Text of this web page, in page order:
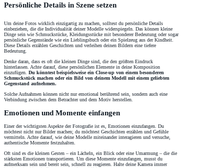
Persönliche Details in Szene setzen
Um deine Fotos wirklich einzigartig zu machen, solltest du persönliche Details
einbeziehen, die die Individualität deiner Modelle widerspiegeln. Das können kleine
Dinge sein wie Schmuckstücke, Kleidungsstücke mit besonderer Bedeutung oder sogar
persönliche Gegenstände wie ein Lieblingsbuch oder ein Spielzeug aus der Kindheit.
Diese Details erzählen Geschichten und verleihen deinen Bildern eine tiefere
Bedeutung.
Denke daran, dass es oft die kleinen Dinge sind, die den größten Eindruck
hinterlassen. Achte darauf, diese persönlichen Elemente in deine Komposition
einzufügen. Du könntest beispielsweise ein Close-up von einem besonderen
Schmuckstück machen oder ein Bild von deinem Modell mit einem geliebten
Gegenstand aufnehmen.
Solche Aufnahmen können nicht nur emotional berührend sein, sondern auch eine
Verbindung zwischen dem Betrachter und dem Motiv herstellen.
Emotionen und Momente einfangen
Einer der wichtigsten Aspekte der Fotografie ist es, Emotionen einzufangen. Du
möchtest nicht nur Bilder machen; du möchtest Geschichten erzählen und Gefühle
vermitteln. Achte darauf, wie deine Modelle miteinander interagieren und versuche,
authentische Momente festzuhalten.
Oft sind es die kleinen Gesten – ein Lächeln, ein Blick oder eine Umarmung – die die
stärksten Emotionen transportieren. Um diese Momente einzufangen, musst du
aufmerksam sein und bereit sein, schnell zu reagieren. Halte deine Kamera immer